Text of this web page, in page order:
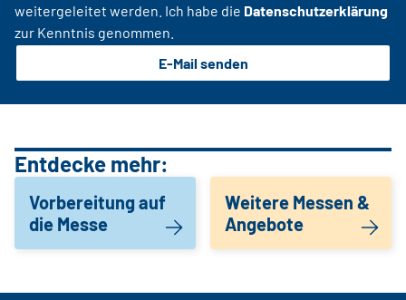
weitergeleitet werden. Ich habe die Datenschutzerklärung
zur Kenntnis genommen.
E-Mail senden
Entdecke mehr:
Vorbereitung auf
die Messe
Weitere Messen &
Angebote